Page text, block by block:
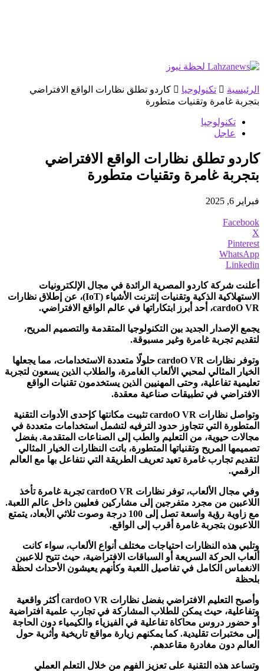
الرئيسية تكنولوجيا
كاردو تطلق نظارات الواقع الافتراضي
بتجربة غامرة وتقنيات متطورة
تكنولوجيا
عاجل
كاردو تطلق نظارات الواقع الافتراضي
بتجربة غامرة وتقنيات متطورة
فبراير 6, 2025
Facebook
X
Pinterest
WhatsApp
Linkedin
أعلنت شركة كاردو المصرية الرائدة في مجال الإلكترونيات
الاستهلاكية الذكية وتقنيات إنترنت الأشياء (IoT)، عن إطلاق نظارات
cardoO VR، أحد أبرز ابتكاراتها في عالم الواقع الافتراضي.
يجمع الإصدار الجديد بين التكنولوجيا المتقدمة والتصميم المريح،
لتقديم تجربة غامرة وغير مسبوقة.
وتوفر نظارات cardoO VR حلولًا متعددة الاستخدامات، مما يجعلها
الخيار المثالي لمحبي الألعاب الغامرة، والطلاب الذين يسعون لتجربة
تعليمية تفاعلية، وحتى المهنيين الذين يستخدمون تقنيات الواقع
الافتراضي في تطبيقات صناعية معقدة.
وتواصل نظارات cardoO VR تثبيت مكانتها كإحدى الأدوات التقنية
المتطورة التي تتجاوز حدود الترفيه لتشمل استخدامات متعددة في
مجالات حيوية، من التعليم والطب إلى الصناعات المتقدمة. بفضل
تصميمها المريح وتقنياتها المتطورة، باتت النظارات الخيار المثالي
لتقديم تجارب غامرة تعيد تعريف الطريقة التي نتفاعل بها مع العالم
الرقمي.
وفي مجال الألعاب، توفر نظارات cardoO VR تجربة غامرة تأخذ
اللاعبين من مجرد متفرجين إلى مشاركين فعليين داخل عالم اللعبة.
مع زاوية رؤية واسعة تصل إلى 100 درجة وصوت ثلاثي الأبعاد، يتمتع
اللاعبون بتجربة غامرة أقرب إلى الواقع.
وتلبي هذه النظارات احتياجات مختلف أنواع الألعاب، سواء كانت
ألعاب الحركة السريعة أو السباقات الافتراضية، حيث تتيح للاعبين
الانغماس الكامل في تفاصيل اللعبة وكأنهم يعيشون الأحداث لحظة
بلحظة
وأصبح التعليم الافتراضي بفضل نظارات cardoO VR أكثر واقعية
وتفاعلية، حيث يمكن للطلاب المشاركة في تجارب علمية افتراضية
أو حضور دروس محاكاة تفاعلية في الفيزياء والكيمياء دون الحاجة
إلى مختبرات تقليدية. كما يمكنهم زيارة مواقع تاريخية وأثرية حول
العالم دون مغادرة مقاعدهم.
وتساعد هذه التقنية على تعزيز الفهم من خلال التعلم العملي